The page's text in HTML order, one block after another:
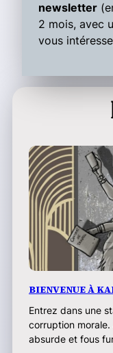
newsletter
2 mois, avec
vous
BIENVENUE À
Entrez dans une
corruption
absurde et fous